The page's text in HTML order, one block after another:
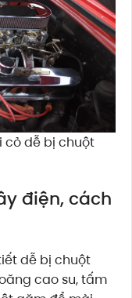
cỏ dễ bị chuột
điện, cách
dễ bị chuột
cao su, tấm